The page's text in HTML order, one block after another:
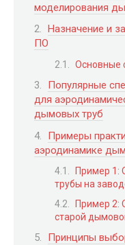
моделирования
Назначение и
ПО
Основные
Популярные
для
дымовых труб
Примеры
аэродинамике
Пример 1:
трубы на
Пример 2:
старой
Принципы